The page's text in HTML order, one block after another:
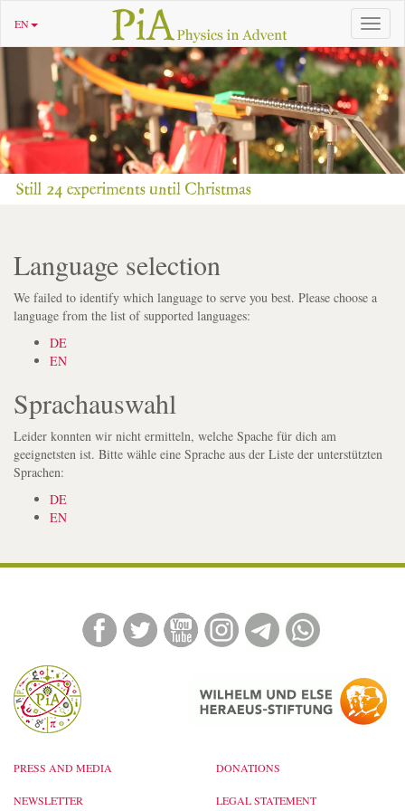
Toggle
EN
Language selection
We failed to identify which language to serve you best. Please choose a
language from the list of supported languages:
DE
EN
Sprachauswahl
Leider konnten wir nicht ermitteln, welche Spache für dich am
geeignetsten ist. Bitte wähle eine Sprache aus der Liste der unterstützten
Sprachen:
DE
EN
PRESS AND MEDIA DONATIONS
NEWSLETTER LEGAL STATEMENT